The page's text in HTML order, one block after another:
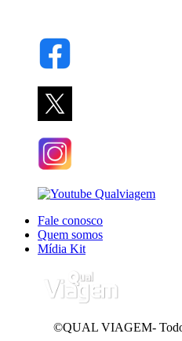
Fale conosco
Quem somos
Mídia Kit
©QUAL VIAGEM-